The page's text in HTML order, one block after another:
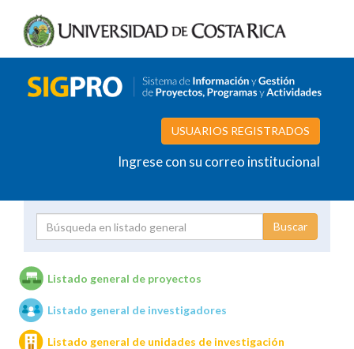
USUARIOS REGISTRADOS
Ingrese con su correo institucional
Unidades de investigación
Listado general de proyectos
Listado general de investigadores
Listado general de unidades de investigación